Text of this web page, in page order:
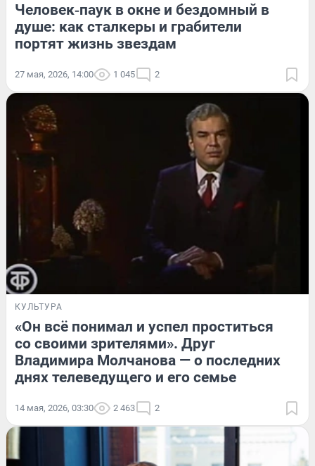
Человек‑паук в окне и бездомный в
душе: как сталкеры и грабители
портят жизнь звездам
27 мая, 2026, 14:00 1 045 2
КУЛЬТУРА
«Он всё понимал и успел проститься
со своими зрителями». Друг
Владимира Молчанова — о последних
днях телеведущего и его семье
14 мая, 2026, 03:30 2 463 2